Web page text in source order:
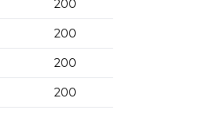
200
200
200
200